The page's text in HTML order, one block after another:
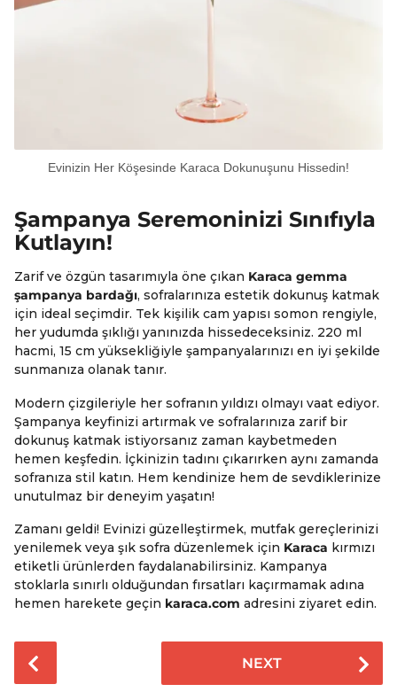
Evinizin Her Köşesinde Karaca Dokunuşunu Hissedin!
Şampanya Seremoninizi Sınıfıyla
Kutlayın!
Zarif ve özgün tasarımıyla öne çıkan Karaca gemma
şampanya bardağı, sofralarınıza estetik dokunuş katmak
için ideal seçimdir. Tek kişilik cam yapısı somon rengiyle,
her yudumda şıklığı yanınızda hissedeceksiniz. 220 ml
hacmi, 15 cm yüksekliğiyle şampanyalarınızı en iyi şekilde
sunmanıza olanak tanır.
Modern çizgileriyle her sofranın yıldızı olmayı vaat ediyor.
Şampanya keyfinizi artırmak ve sofralarınıza zarif bir
dokunuş katmak istiyorsanız zaman kaybetmeden
hemen keşfedin. İçkinizin tadını çıkarırken aynı zamanda
sofranıza stil katın. Hem kendinize hem de sevdiklerinize
unutulmaz bir deneyim yaşatın!
Zamanı geldi! Evinizi güzelleştirmek, mutfak gereçlerinizi
yenilemek veya şık sofra düzenlemek için Karaca kırmızı
etiketli ürünlerden faydalanabilirsiniz. Kampanya
stoklarla sınırlı olduğundan fırsatları kaçırmamak adına
hemen harekete geçin karaca.com adresini ziyaret edin.
o
NEXT